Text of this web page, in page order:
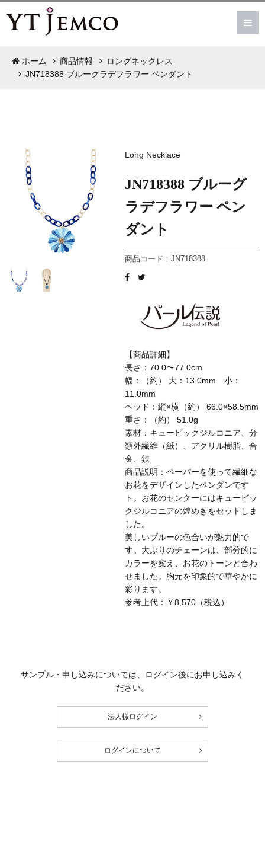
ホーム 商品情報
ロングネックレス
JN718388 ブルーグラデフラワー ペンダント
Long Necklace
JN718388 ブルーグ
ラデフラワー ペン
ダント
商品コード：JN718388
【商品詳細】
長さ：70.0〜77.0cm
幅：（約） 大：13.0mm 小：
11.0mm
ヘッド：縦×横（約） 66.0×58.5mm
重さ：（約） 51.0g
素材：キュービックジルコニア、分
類外繊維（紙）、アクリル樹脂、合
金、鉄
商品説明：ペーパーを使って繊細な
お花をデザインしたペンダンです
ト。お花のセンターにはキュービッ
クジルコニアの煌めきをセットしま
した。
美しいブルーの色合いが魅力的で
す。大ぶりのチェーンは、部分的に
カラーを変え、お花のトーンと合わ
せました。胸元を印象的で華やかに
彩ります。
参考上代：￥8,570（税込）
サンプル・申し込みについては、ログイン後にお申し込みく
ださい。
法人様ログイン
ログインについて